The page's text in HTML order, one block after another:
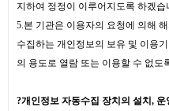
지하여 정정이 이루어지도록 하겠습
5.본 기관은 이용자의 요청에 의해
수집하는 개인정보의 보유 및 이용
의 용도로 열람 또는 이용할 수 없도
?개인정보 자동수집 장치의 설치,